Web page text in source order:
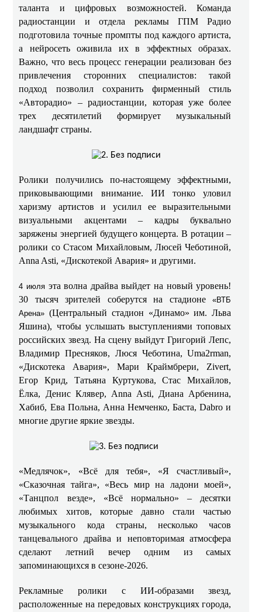
таланта и цифровых возможностей. Команда
радиостанции и отдела рекламы ГПМ Радио
подготовила точные промпты под каждого артиста,
а нейросеть оживила их в эффектных образах.
Важно, что весь процесс генерации реализован без
привлечения сторонних специалистов: такой
подход позволил сохранить фирменный стиль
«Авторадио» – радиостанции, которая уже более
трех десятилетий формирует музыкальный
ландшафт страны.
Ролики получились по-настоящему эффектными,
приковывающими внимание. ИИ тонко уловил
харизму артистов и усилил ее выразительными
визуальными акцентами – кадры буквально
заряжены энергией будущего концерта. В ротации –
ролики со Стасом Михайловым, Люсей Чеботиной,
Anna Asti, «Дискотекой Авария» и другими.
4 июля эта волна драйва выйдет на новый уровень!
30 тысяч зрителей соберутся на стадионе«ВТБ
Арена» (Центральный стадион «Динамо» им. Льва
Яшина), чтобы услышать выступлениями топовых
российских звезд. На сцену выйдут Григорий Лепс,
Владимир Пресняков, Люся Чеботина, Uma2rman,
«Дискотека Авария», Мари Краймбрери, Zivert,
Егор Крид, Татьяна Куртукова, Стас Михайлов,
Ёлка, Денис Клявер, Anna Asti, Диана Арбенина,
Хабиб, Ева Польна, Анна Немченко, Баста, Dabro и
многие другие яркие звезды.
«Медлячок», «Всё для тебя», «Я счастливый»,
«Сказочная тайга», «Весь мир на ладони моей»,
«Танцпол везде», «Всё нормально» – десятки
любимых хитов, которые давно стали частью
музыкального кода страны, несколько часов
танцевального драйва и неповторимая атмосфера
сделают летний вечер одним из самых
запоминающихся в сезоне‑2026.
Рекламные ролики с ИИ-образами звезд,
расположенные на передовых конструкциях города,